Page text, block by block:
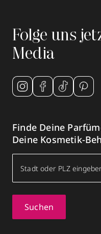
Folge uns
Media
Finde Deine
Deine Kosmetik-
Suchen